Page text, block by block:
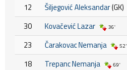
12
Šiljegović Aleksandar(GK)
30
Kovačević Lazar 36'
23 Čarakovac Nemanja 52'
18 Trepanc Nemanja 69'